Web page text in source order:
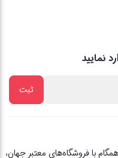
نمایید
اصل‌بودن کالا، موفق شده تا همگام با فروشگاه‌های معتبر جهان،